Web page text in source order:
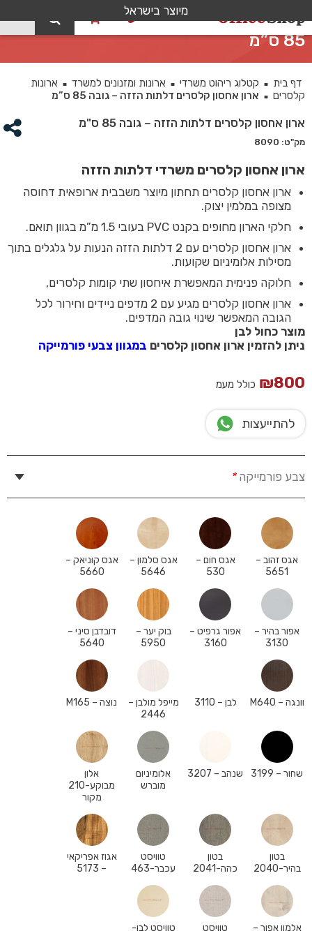
מיוצר בישראל
ארון אחסון קלסרים דלתות הזזה – גובה
85 ס”מ
דף בית ■ קטלוג ריהוט משרדי ■ ארונות ומזנונים למשרד ■
ארונות
קלסרים ■ ארון אחסון קלסרים דלתות הזזה – גובה 85 ס”מ
ארון אחסון קלסרים דלתות הזזה – גובה 85 ס"מ
מק"ט: 8090
ארון אחסון קלסרים משרדי דלתות הזזה
ארון אחסון קלסרים תחתון מיוצר משבבית ארופאית דחוסה
מצופה במלמין יצוק.
חלקי הארון מחופים בקנט PVC בעובי 1.5 מ”מ בגוון תואם.
ארון אחסון קלסרים עם 2 דלתות הזזה הנעות על גלגלים בתוך
מסילות אלומיניום שקועות.
חלוקה פנימית המאפשרת איחסון שתי קומות קלסרים,
ארון אחסון קלסרים מגיע עם 2 מדפים ניידים וחירור לכל
הגובה המאפשר שינוי גובה המדפים.
מוצר כחול לבן
ניתן להזמין ארון אחסון קלסרים במגוון צבעי פורמייקה
₪800 כולל מעמ
להתייעצות
צבע פורמייקה*
אגס זהוב –
5651
אגס חום –
530
אגס סלמון –
5646
אגס קוניאק –
5660
אפור בהיר –
3130
אפור גרפיט –
3160
בוק יער –
5950
דובדבן סיני –
5640
וונגה – M640 לבן – 3110
מייפל מולבן –
2446
נוצה – M165
שחור – 3199 שנהב – 3207
אלומיניום
מוברש
אלון
מבוקע-210
מקור
בטון
בהיר-2040
בטון
כהה-2041
טוויסט
עכבר-463
אגוז אפריקאי
– 5173
אלמון אפור –
טוויסט
טוויסט לבן-